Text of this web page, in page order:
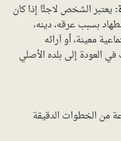
يعتبر الشخص لاجئًا إذا كان
بسبب عرقه، دينه،
معينة، أو آرائه
العودة إلى بلده الأصلي
من الخطوات الدقيقة